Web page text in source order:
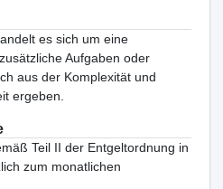
es sich um eine
Aufgaben oder
aus der Komplexität und
ergeben.
Teil II der Entgeltordnung in
zum monatlichen